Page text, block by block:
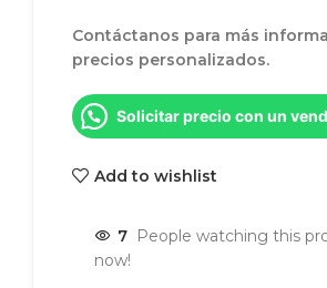
Contáctanos para más
precios personalizados.
Solicitar precio con un
Add to wishlist
7
People watching this
now!